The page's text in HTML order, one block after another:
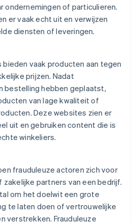
ondernemingen of particulieren.
er vaak echt uit en verwijzen
diensten of leveringen.
bieden vaak producten aan tegen
prijzen. Nadat
bestelling hebben geplaatst,
van lage kwaliteit of
Deze websites zien er
uit en gebruiken content die is
winkeliers.
frauduleuze actoren zich voor
zakelijke partners van een bedrijf.
om het doelwit een grote
te laten doen of vertrouwelijke
verstrekken. Frauduleuze